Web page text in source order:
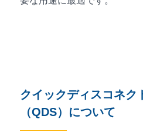
クイックディスコネク
（QDS）について